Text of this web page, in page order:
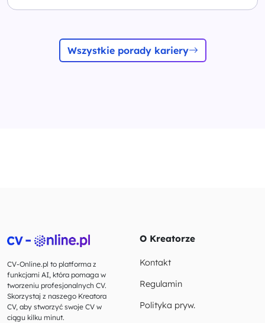
Wszystkie porady kariery
CV-Online.pl to platforma z
funkcjami AI, która pomaga w
tworzeniu profesjonalnych CV.
Skorzystaj z naszego Kreatora
CV, aby stworzyć swoje CV w
ciągu kilku minut.
O Kreatorze
Kontakt
Regulamin
Polityka pryw.